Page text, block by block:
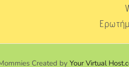
Created byYour Virtual